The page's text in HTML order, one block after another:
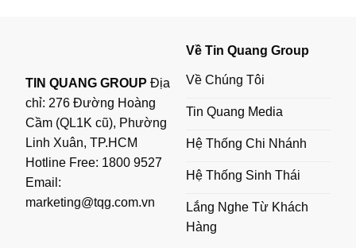
TIN QUANG GROUP Địa
chỉ: 276 Đường Hoàng
Cầm (QL1K cũ), Phường
Linh Xuân, TP.HCM
Hotline Free: 1800 9527
Email:
marketing@tqg.com.vn
Về Tin Quang Group
Về Chúng Tôi
Tin Quang Media
Hệ Thống Chi Nhánh
Hệ Thống Sinh Thái
Lắng Nghe Từ Khách
Hàng